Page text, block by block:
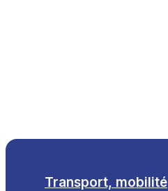
Transport, mobilité